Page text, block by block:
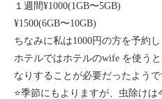
１週間¥1000(1GB〜5GB)
¥1500(6GB〜10GB)
ちなみに私は1000円の方を予約
ホテルではホテルのwife を使う
なりすることが必要だったようで
⭐️季節にもよりますが、虫除け